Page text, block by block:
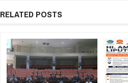
RELATED POSTS